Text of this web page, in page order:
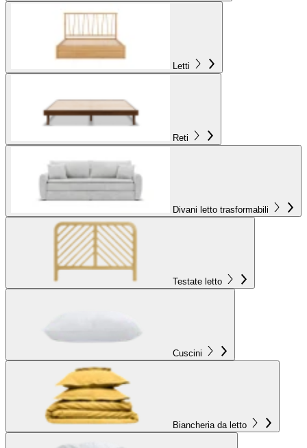
Letti
Reti
Divani letto trasformabili
Testate letto
Cuscini
Biancheria da letto